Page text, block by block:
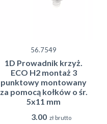
56.7549
1D Prowadnik krzyż.
ECO H2 montaż 3
punktowy montowany
za pomocą kołków o śr.
5x11 mm
3.00 zł brutto